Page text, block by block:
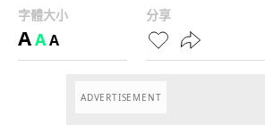
字體大小
AAA
分享
ADVERTISEMENT